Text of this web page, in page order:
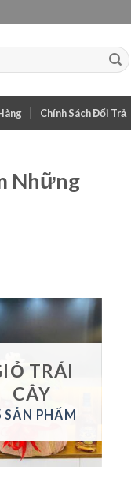
Chính Sách Đổi Trả
Những
TRÁI
CÂY
SẢN PHẨM